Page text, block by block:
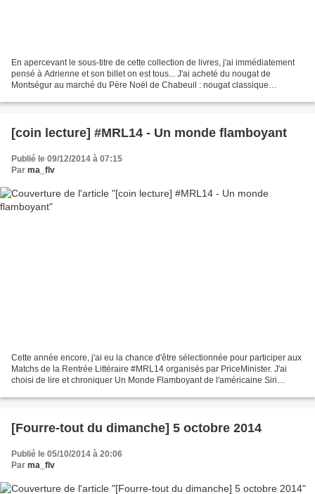
En apercevant le sous-titre de cette collection de livres, j'ai immédiatement
pensé à Adrienne et son billet on est tous... J'ai acheté du nougat de
Montségur au marché du Père Noël de Chabeuil : nougat classique
[coin lecture] #MRL14 - Un monde flamboyant
Publié le 09/12/2014 à 07:15
Par ma_flv
Cette année encore, j'ai eu la chance d'être sélectionnée pour participer aux
Matchs de la Rentrée Littéraire #MRL14 organisés par PriceMinister. J'ai
choisi de lire et chroniquer Un Monde Flamboyant de l'américaine Siri
[Fourre-tout du dimanche] 5 octobre 2014
Publié le 05/10/2014 à 20:06
Par ma_flv